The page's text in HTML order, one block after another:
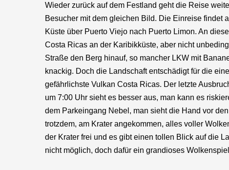
Wieder zurück auf dem Festland geht die Reise
Besucher mit dem gleichen Bild. Die Einreise findet
Küste über Puerto Viejo nach Puerto Limon. An
Costa Ricas an der Karibikküste, aber nicht
Straße den Berg hinauf, so mancher LKW mit
knackig. Doch die Landschaft entschädigt für die
gefährlichste Vulkan Costa Ricas. Der letzte
um 7:00 Uhr sieht es besser aus, man kann es
dem Parkeingang Nebel, man sieht die Hand vor
trotzdem, am Krater angekommen, alles voller
der Krater frei und es gibt einen tollen Blick auf die
nicht möglich, doch dafür ein grandioses